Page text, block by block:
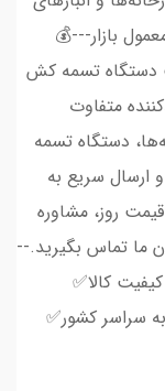
بازار---💰
دستگاه تسمه کش
متفاوت
دستگاه تسمه
ارسال سریع به
روز، مشاوره
ما تماس بگیرید.--
کالا✅
سراسر کشور✅